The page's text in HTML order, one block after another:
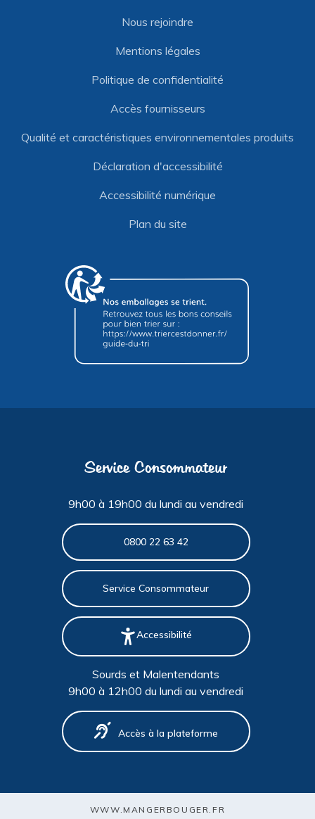
Nous rejoindre
Mentions légales
Politique de confidentialité
Accès fournisseurs
Qualité et caractéristiques environnementales produits
Déclaration d'accessibilité
Accessibilité numérique
Plan du site
Service Consommateur
9h00 à 19h00 du lundi au vendredi
0800 22 63 42
Service Consommateur
Accessibilité
Sourds et Malentendants
9h00 à 12h00 du lundi au vendredi
Accès à la plateforme
WWW.MANGERBOUGER.FR